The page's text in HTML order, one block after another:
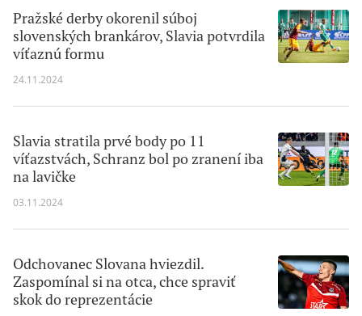
Pražské derby okorenil súboj
slovenských brankárov, Slavia potvrdila
víťaznú formu
24.11.2024
Slavia stratila prvé body po 11
víťazstvách, Schranz bol po zranení iba
na lavičke
03.11.2024
Odchovanec Slovana hviezdil.
Zaspomínal si na otca, chce spraviť
skok do reprezentácie